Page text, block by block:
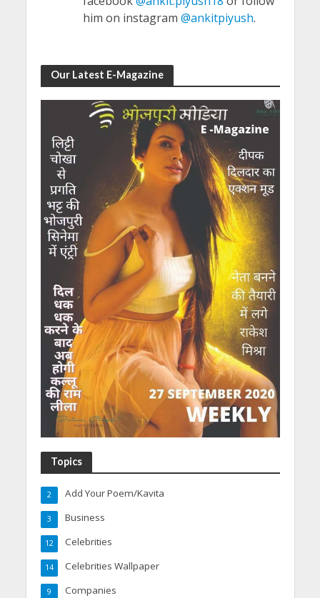
him on instagram @ankitpiyush.
Our Latest E-Magazine
Topics
Add Your Poem/Kavita
2
Business
3
Celebrities
12
Celebrities Wallpaper
14
Companies
9